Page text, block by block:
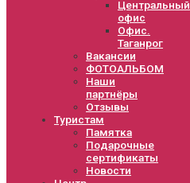
Центральный
офис
Офис.
Таганрог
Вакансии
ФОТОАЛЬБОМ
Наши
партнёры
Отзывы
Туристам
Памятка
Подарочные
сертификаты
Новости